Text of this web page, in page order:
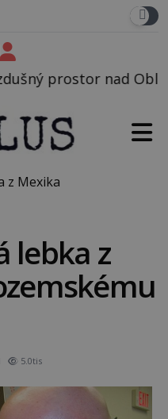
51, mohlo to
z Mexika
lebka z
5.0tis